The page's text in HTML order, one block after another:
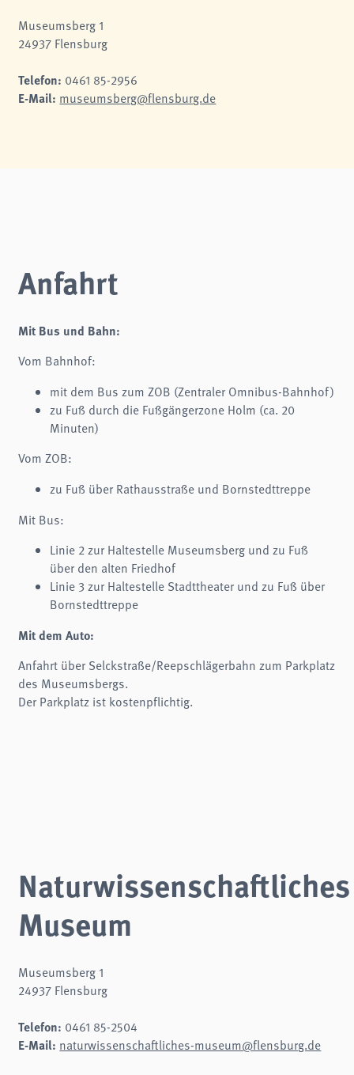
Museumsberg 1
24937 Flensburg
Telefon: 0461 85-2956
E-Mail: museumsberg@flensburg.de
Anfahrt
Mit Bus und Bahn:
Vom Bahnhof:
mit dem Bus zum ZOB (Zentraler Omnibus-Bahnhof)
zu Fuß durch die Fußgängerzone Holm (ca. 20
Minuten)
Vom ZOB:
zu Fuß über Rathausstraße und Bornstedttreppe
Mit Bus:
Linie 2 zur Haltestelle Museumsberg und zu Fuß
über den alten Friedhof
Linie 3 zur Haltestelle Stadttheater und zu Fuß über
Bornstedttreppe
Mit dem Auto:
Anfahrt über Selckstraße/Reepschlägerbahn zum Parkplatz
des Museumsbergs.
Der Parkplatz ist kostenpflichtig.
Naturwissenschaftliches
Museum
Museumsberg 1
24937 Flensburg
Telefon: 0461 85-2504
E-Mail: naturwissenschaftliches-museum@flensburg.de